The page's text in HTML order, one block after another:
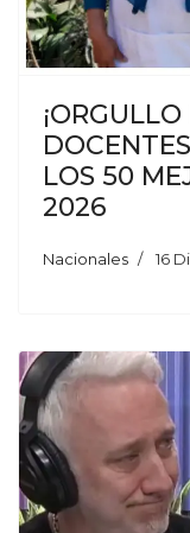
LOS 50
2026
Nacionales 16